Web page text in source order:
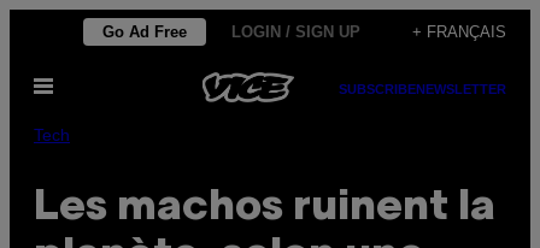
content
Go Ad Free LOGIN / SIGN UP + FRANÇAIS
Open
SUBSCRIBENEWSLETTER
Tech
Les machos ruinent la